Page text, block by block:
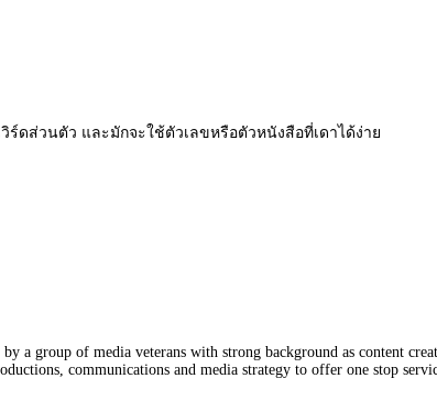
ดส่วนตัว และมักจะใช้ตัวเลขหรือตัวหนังสือที่เดาได้ง่าย
a group of media veterans with strong background as content
communications and media strategy to offer one stop